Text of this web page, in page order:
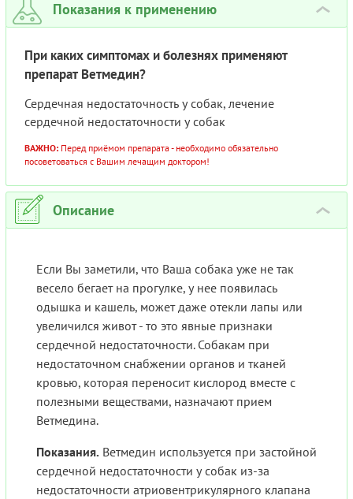
Показания к применению ›
При каких симптомах и болезнях применяют
препарат Ветмедин?
Сердечная недостаточность у собак, лечение
сердечной недостаточности у собак
ВАЖНО: Перед приёмом препарата - необходимо обязательно
посоветоваться с Вашим лечащим доктором!
Описание ›
Если Вы заметили, что Ваша собака уже не так
весело бегает на прогулке, у нее появилась
одышка и кашель, может даже отекли лапы или
увеличился живот - то это явные признаки
сердечной недостаточности. Собакам при
недостаточном снабжении органов и тканей
кровью, которая переносит кислород вместе с
полезными веществами, назначают прием
Ветмедина.
Показания. Ветмедин используется при застойной
сердечной недостаточности у собак из-за
недостаточности атриовентрикулярного клапана